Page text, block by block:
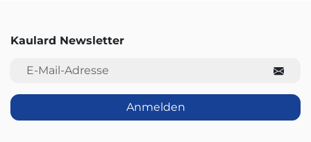
Kaulard Newsletter
E-Mail-Adresse
Anmelden